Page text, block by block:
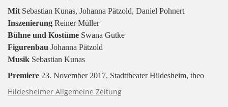
MitSebastian Kunas, Johanna Pätzold, Daniel Pohnert
Inszenierung Reiner Müller
Bühne und Kostüme Swana Gutke
Figurenbau Johanna Pätzold
Musik Sebastian Kunas
Premiere 23. November 2017, Stadttheater Hildesheim, theo
Hildesheimer Allgemeine Zeitung